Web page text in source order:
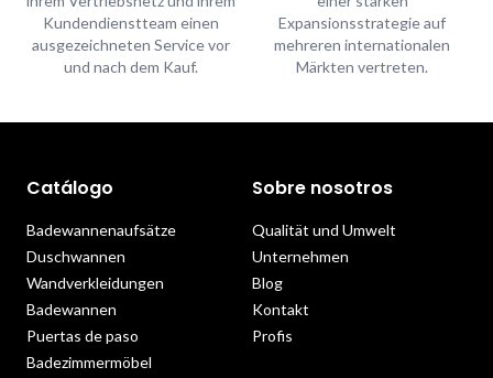
Kundendienstteam einen
ausgezeichneten Service vor
und nach dem Kauf.
Expansionsstrategie auf
mehreren internationalen
Märkten vertreten.
Catálogo
Badewannenaufsätze
Duschwannen
Wandverkleidungen
Badewannen
Puertas de paso
Badezimmermöbel
Sobre nosotros
Qualität und Umwelt
Unternehmen
Blog
Kontakt
Profis